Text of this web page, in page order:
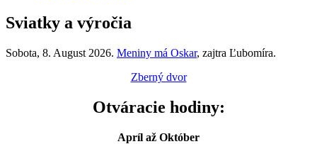
Sviatky a výročia
Sobota, 8. August 2026. Meniny má Oskar, zajtra Ľubomíra.
Zberný dvor
Otváracie hodiny:
Apríl až Október